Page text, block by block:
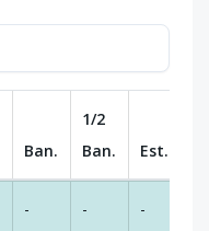
Ban.
1/2
Ban.
Est.
- - -